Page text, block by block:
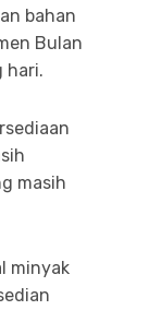
bahan
Bulan
hari.
masih
minyak